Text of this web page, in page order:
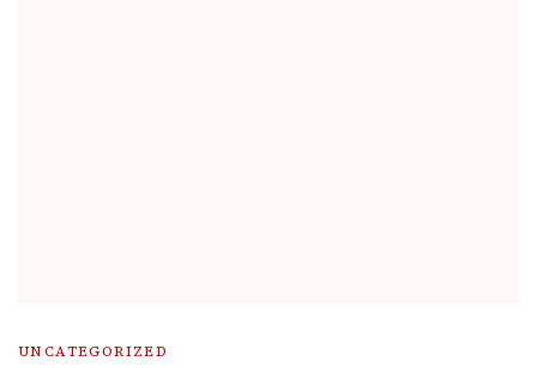
UNCATEGORIZED